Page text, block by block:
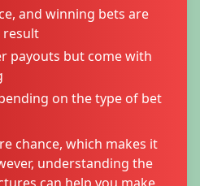
and winning bets are
result
payouts but come with
on the type of bet
chance, which makes it
understanding the